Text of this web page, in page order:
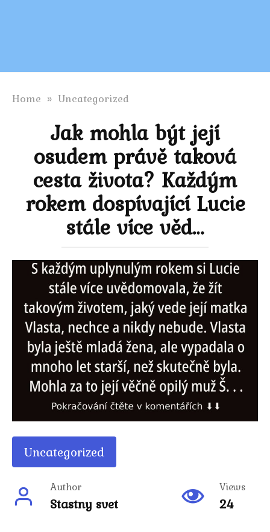
Home » Uncategorized
Jak mohla být její
osudem právě taková
cesta života? Každým
rokem dospívající Lucie
stále více věd…
Uncategorized
Author
Stastny svet
Views
24